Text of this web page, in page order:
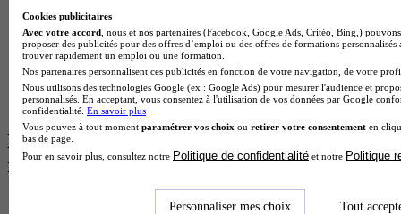
BTS Domotique en alternance
BAC Pro Agora en alternance
BTS Sta en alternance
BTS Iris en alternance
BTS Tpl en alternance
BTS Ati en alternance
Les diplômes par filière les plus
recherchés
Cookies publicitaires
Avec votre accord , nous et nos partenaires (Facebook, Google Ads, Critéo, Bing,)
proposer des publicités pour des offres d’emploi ou des offres de formations
trouver rapidement un emploi ou une formation.
Nos partenaires personnalisent ces publicités en fonction de votre navigation, de votre
Nous utilisons des technologies Google (ex : Google Ads) pour mesurer l'audience et
personnalisés. En acceptant, vous consentez à l'utilisation de vos données par Google
confidentialité. En savoir plus
Vous pouvez à tout moment paramétrer vos choix ou retirer votre consentement en
bas de page.
Pour en savoir plus, consultez notre Politique de confidentialité et notre Politique
Personnaliser mes choix Tout